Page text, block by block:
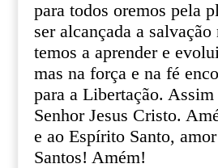
para todos oremos pela
ser alcançada a
temos a aprender e
mas na força e na fé
para a Libertação.
Senhor Jesus Cristo.
e ao Espírito Santo,
Santos! Amém!